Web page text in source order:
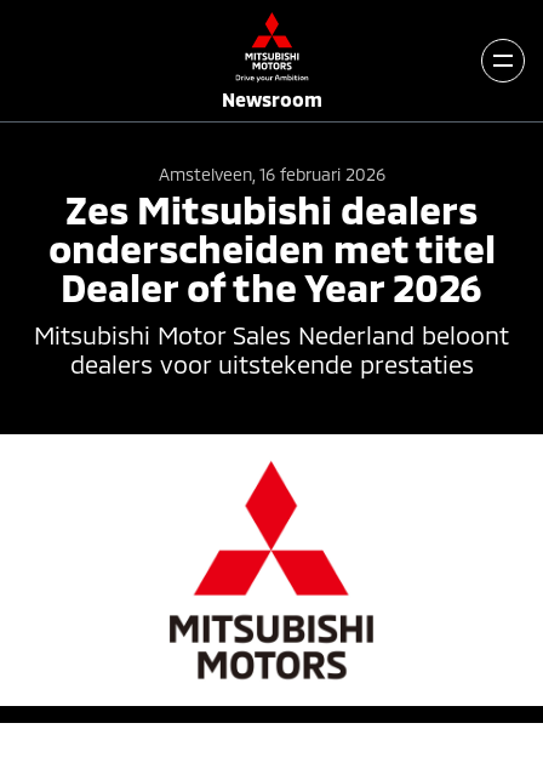
Newsroom
Amstelveen, 16 februari 2026
Zes Mitsubishi dealers
onderscheiden met titel
Dealer of the Year 2026
Mitsubishi Motor Sales Nederland beloont
dealers voor uitstekende prestaties